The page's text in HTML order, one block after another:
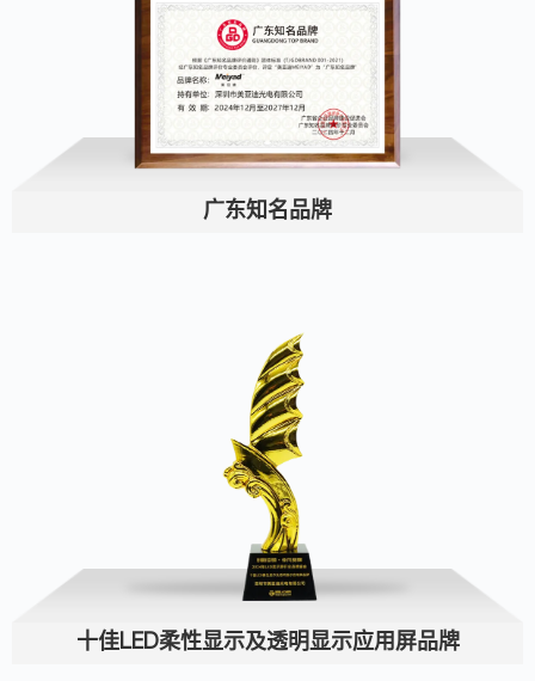
广东知名品牌
十佳LED柔性显示及透明显示应用屏品牌